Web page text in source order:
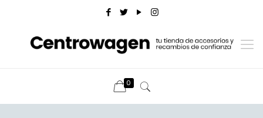
0